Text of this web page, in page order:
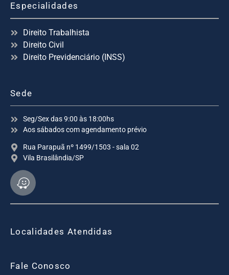
Especialidades
Direito Trabalhista
Direito Civil
Direito Previdenciário (INSS)
Sede
Seg/Sex das 9:00 às 18:00hs
Aos sábados com agendamento prévio
Rua Parapuã nº 1499/1503 - sala 02
Vila Brasilândia/SP
Localidades Atendidas
Fale Conosco